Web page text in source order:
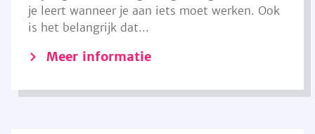
je leert wanneer je aan iets moet werken. Ook
is het belangrijk dat...
Meer informatie